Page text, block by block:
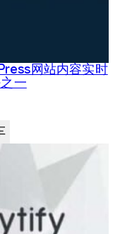
网站内容实时
一